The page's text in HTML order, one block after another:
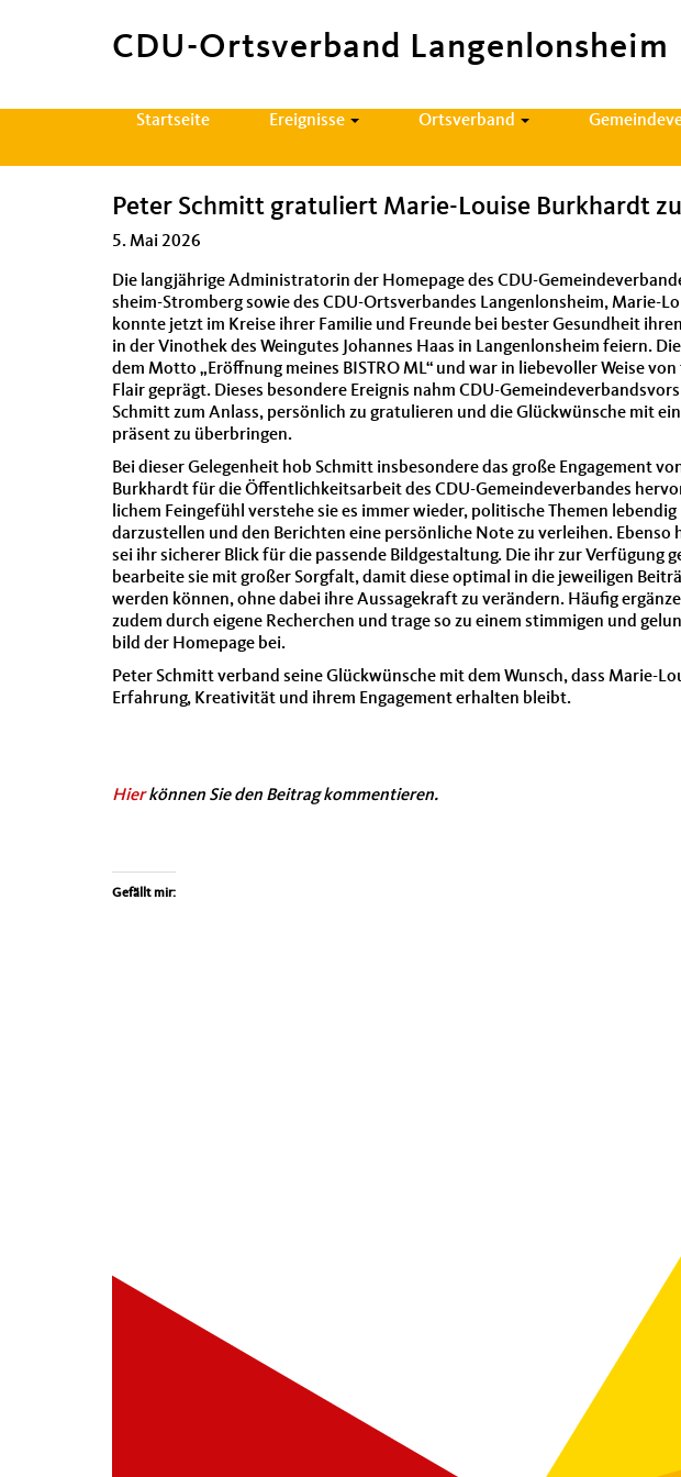
CDU-Ortsverband Langenlonsheim
Hauptnavigation
Startseite Ereignisse Ortsverband
Peter Schmitt gratuliert Marie-Louise Burkhardt
5. Mai 2026
Die langjährige Admin­is­tra­torin der Home­page des CDU-
sheim-Stromberg sowie des CDU-Ortsver­ban­des Lan­gen­lon­sheim, Marie-
kon­nte jet­zt im Kreise ihrer Fam­i­lie und Fre­unde bei bester Gesund­heit
in der Vinothek des Weingutes Johannes Haas in Lan­gen­lon­sheim feiern.
dem Mot­to „Eröff­nung meines BISTRO ML“ und war in liebevoller Weise
Flair geprägt. Dieses beson­dere Ereig­nis nahm CDU-
Schmitt zum Anlass, per­sön­lich zu grat­ulieren und die Glück­wün­sche mit
präsent zu über­brin­gen.
Bei dieser Gele­gen­heit hob Schmitt ins­beson­dere das große Engage­ment
Burkhardt für die Öffentlichkeit­sar­beit des CDU-Gemein­de­ver­ban­des
lichem Feinge­fühl ver­ste­he sie es immer wieder, poli­tis­che The­men
darzustellen und den Bericht­en eine per­sön­liche Note zu ver­lei­hen. Eben­so
sei ihr sicher­er Blick für die passende Bildgestal­tung. Die ihr zur Ver­fü­gung
bear­beite sie mit großer Sorgfalt, damit diese opti­mal in die jew­eili­gen
wer­den kön­nen, ohne dabei ihre Aus­sagekraft zu verän­dern. Häu­fig
zudem durch eigene Recherchen und trage so zu einem stim­mi­gen und
bild der Home­page bei.
Peter Schmitt ver­band seine Glück­wün­sche mit dem Wun­sch, dass Marie-
Erfahrung, Kreativ­ität und ihrem Engage­ment erhal­ten bleibt.
Hierkön­nen Sie den Beitrag kom­men­tieren.
Gefällt mir: